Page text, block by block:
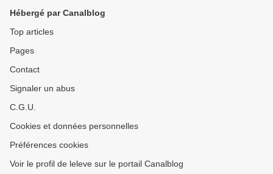
Hébergé par Canalblog
Top articles
Pages
Contact
Signaler un abus
C.G.U.
Cookies et données personnelles
Préférences cookies
Voir le profil de leleve sur le portail Canalblog